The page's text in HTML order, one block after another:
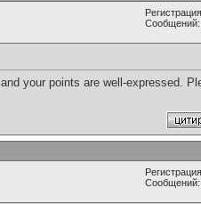
Сообщений:
your points are well-expressed.
Сообщений: